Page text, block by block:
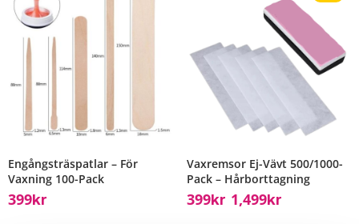
Engångsträspatlar – För
Vaxning 100-Pack
399Kr
Vaxremsor Ej-Vävt 500/1000-
Pack – Hårborttagning
399Kr 1,499Kr